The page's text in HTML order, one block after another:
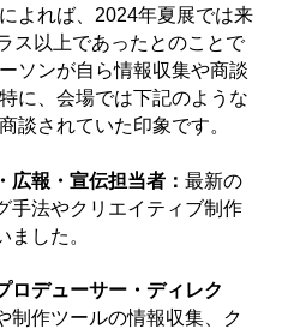
よれば、2024年夏展では来
ス以上であったとのことで
ソンが自ら情報収集や商談
に、会場では下記のような
談されていた印象です。
広報・宣伝担当者：最新の
手法やクリエイティブ制作
ました。
ロデューサー・ディレク
制作ツールの情報収集、ク